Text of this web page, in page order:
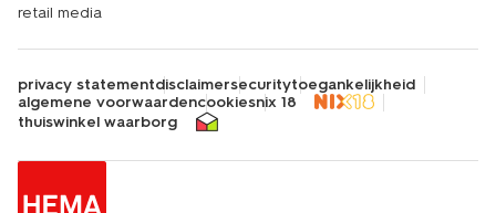
retail media
privacy statementdisclaimersecuritytoegankelijkheid
algemene voorwaardencookiesnix 18
thuiswinkel waarborg